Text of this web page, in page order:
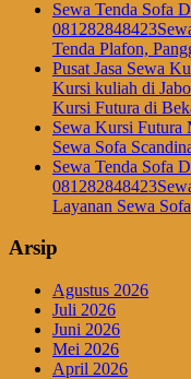
Sewa Tenda Sofa
Tenda Plafon,
Pusat Jasa Sewa
Kursi kuliah di
Kursi Futura di
Sewa Kursi Futura
Sewa Sofa
Sewa Tenda Sofa
Layanan Sewa
Arsip
Agustus 2026
Juli 2026
Juni 2026
Mei 2026
April 2026